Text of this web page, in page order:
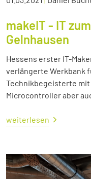
makeIT - IT
Gelnhausen
Hessens erster IT-
verlängerte Werkbank
Technikbegeisterte mit
Microcontroller aber
weiterlesen